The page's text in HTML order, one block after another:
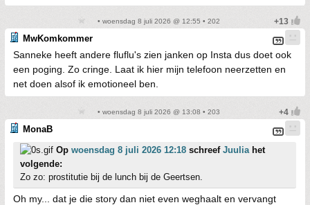
• woensdag 8 juli 2026 @ 12:55 • 202
MwKomkommer
Sanneke heeft andere fluflu's zien janken op Insta dus doet ook
een poging. Zo cringe. Laat ik hier mijn telefoon neerzetten en
net doen alsof ik emotioneel ben.
• woensdag 8 juli 2026 @ 13:08 • 203
MonaB
Op woensdag 8 juli 2026 12:18 schreef Juuliahet
volgende:
Zo zo: prostitutie bij de lunch bij de Geertsen.
Oh my... dat je die story dan niet even weghaalt en vervangt